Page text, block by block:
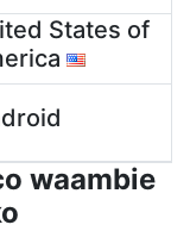
States of
waambie